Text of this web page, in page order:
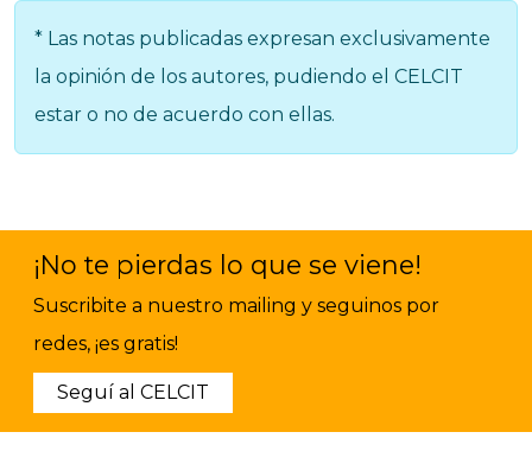
* Las notas publicadas expresan exclusivamente
la opinión de los autores, pudiendo el CELCIT
estar o no de acuerdo con ellas.
¡No te pierdas lo que se viene!
Suscribite a nuestro mailing y seguinos por
redes, ¡es gratis!
Seguí al CELCIT